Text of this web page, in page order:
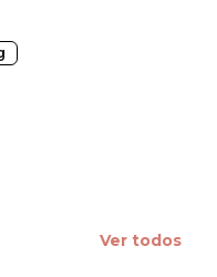
Ver todos